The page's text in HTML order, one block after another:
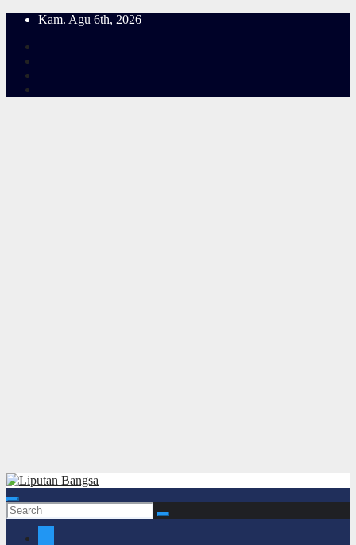
Skip
content
Kam. Agu 6th, 2026